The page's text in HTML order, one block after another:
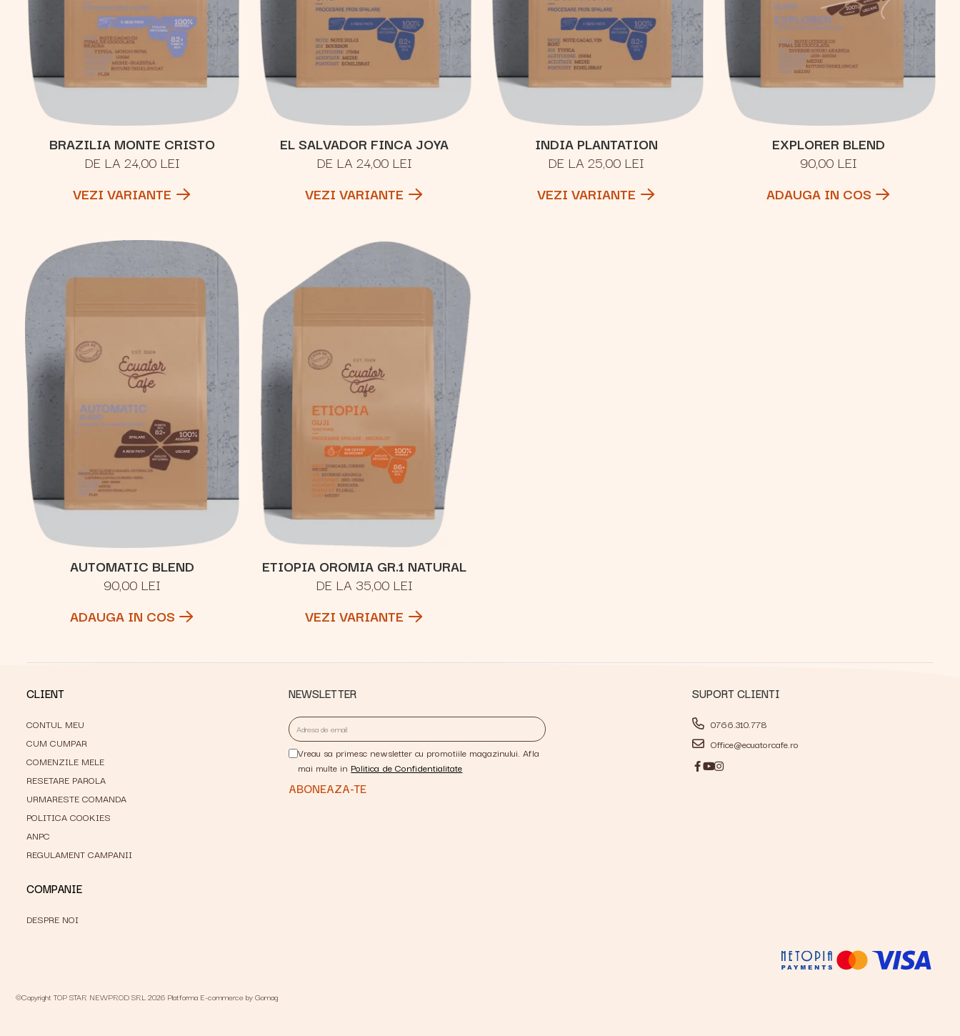
BRAZILIA MONTE CRISTO
DE LA 24,00 LEI
VEZI VARIANTE
EL SALVADOR FINCA JOYA
DE LA 24,00 LEI
VEZI VARIANTE
INDIA PLANTATION
DE LA 25,00 LEI
VEZI VARIANTE
EXPLORER BLEND
90,00 LEI
ADAUGA IN COS
AUTOMATIC BLEND
90,00 LEI
ADAUGA IN COS
ETIOPIA OROMIA GR.1 NATURAL
DE LA 35,00 LEI
VEZI VARIANTE
CLIENT
CONTUL MEU
CUM CUMPAR
COMENZILE MELE
RESETARE PAROLA
URMARESTE COMANDA
POLITICA COOKIES
ANPC
REGULAMENT CAMPANII
COMPANIE
DESPRE NOI
NEWSLETTER
Vreau sa primesc newsletter cu promotiile magazinului. Afla
mai multe in Politica de Confidentialitate
SUPORT CLIENTI
0766.310.778
Office@ecuatorcafe.ro
©Copyright TOP STAR NEWPROD SRL 2026 Platforma E-commerce by Gomag